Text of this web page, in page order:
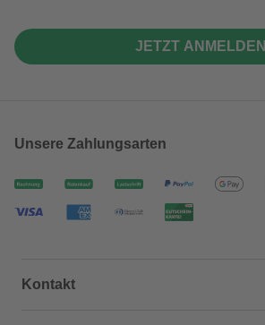
JETZT ANMELDEN
Unsere Zahlungsarten
Kontakt